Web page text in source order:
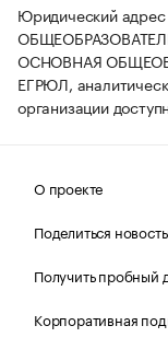
Юридический
ОСНОВНАЯ
ЕГРЮЛ,
организации
О проекте
Поделиться
Получить пробный
Корпоративная